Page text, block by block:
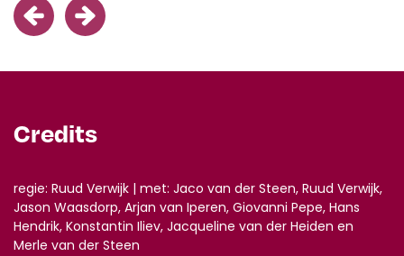
Credits
regie: Ruud Verwijk | met: Jaco van der Steen, Ruud Verwijk,
Jason Waasdorp, Arjan van Iperen, Giovanni Pepe, Hans
Hendrik, Konstantin Iliev, Jacqueline van der Heiden en
Merle van der Steen